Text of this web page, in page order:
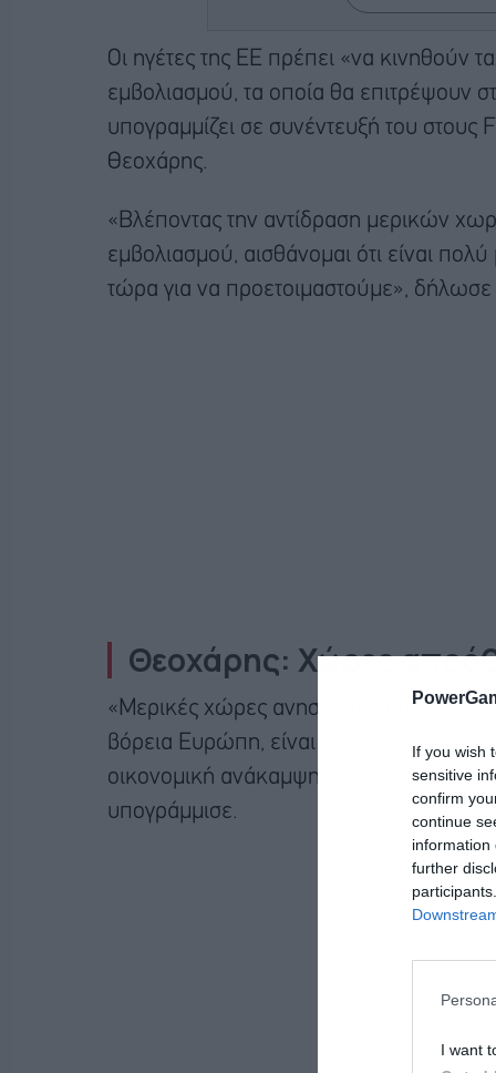
If you wish
sensitive
confirm
continue
information
further
I want
Οι ηγέτες της ΕΕ πρέπει «να κινηθούν
εμβολιασμού, τα οποία θα επιτρέψουν
υπογραμμίζει σε συνέντευξή του
Θεοχάρης.
«Βλέποντας την αντίδραση μερικών
εμβολιασμού, αισθάνομαι ότι είναι
τώρα για να προετοιμαστούμε»,
Θεοχάρης: Χώρες
«Μερικές χώρες ανησυχούν πολύ με το
βόρεια Ευρώπη, είναι απρόθυμες να
οικονομική ανάκαμψη το καλοκαίρι.
υπογράμμισε.